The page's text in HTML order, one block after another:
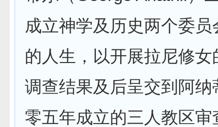
成立神学及历史两个委
的人生，以开展拉尼修女
调查结果及后呈交到阿纳
零五年成立的三人教区审